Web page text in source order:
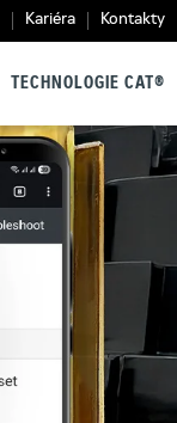
Kariéra Kontakty
TECHNOLOGIE CAT®